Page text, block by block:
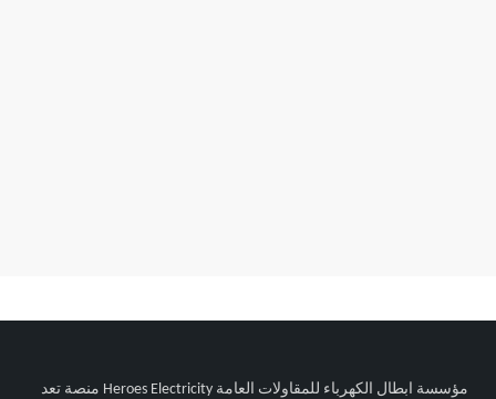
مؤسسة ابطال الكهرباء للمقاولات العامة Heroes Electricity منصة تعد